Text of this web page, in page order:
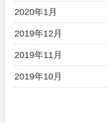
2020年1月
2019年12月
2019年11月
2019年10月